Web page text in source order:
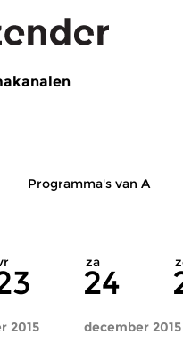
Programma's van A
za
24
2015 december 2015